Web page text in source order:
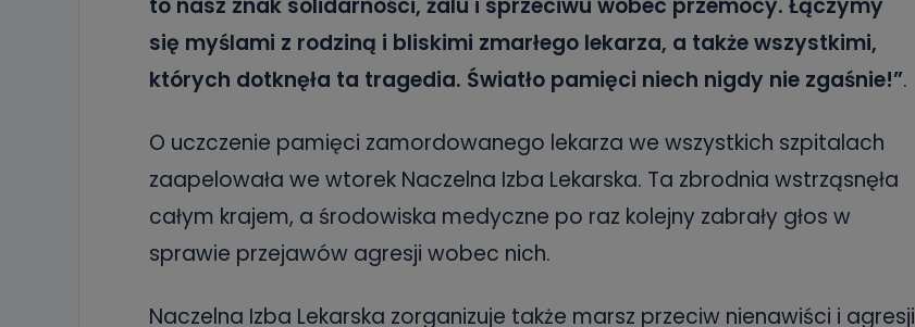
się myślami z rodziną i bliskimi zmarłego lekarza, a także wszystkimi,
których dotknęła ta tragedia. Światło pamięci niech nigdy nie zgaśnie!”.
O uczczenie pamięci zamordowanego lekarza we wszystkich szpitalach
zaapelowała we wtorek Naczelna Izba Lekarska. Ta zbrodnia wstrząsnęła
całym krajem, a środowiska medyczne po raz kolejny zabrały głos w
sprawie przejawów agresji wobec nich.
Naczelna Izba Lekarska zorganizuje także marsz przeciw nienawiści i agresji